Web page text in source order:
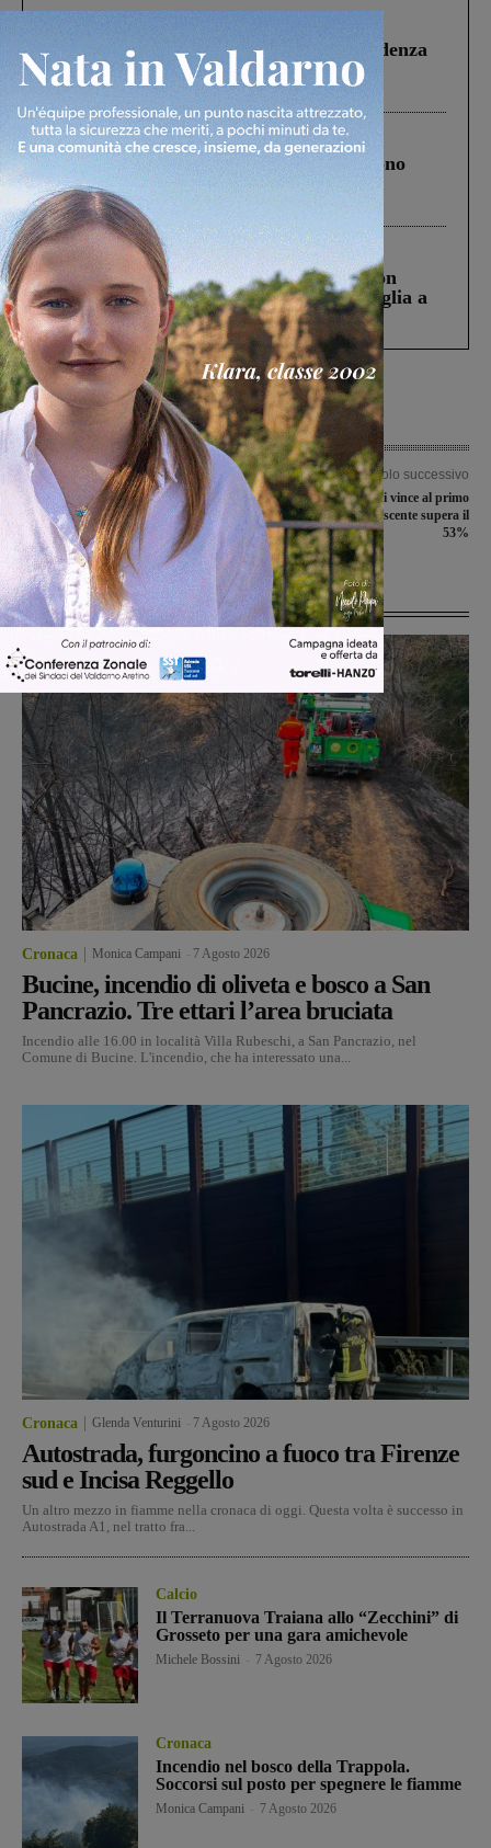
Piscina di Figline finanziata oltre la scadenza
Pnrr, il gruppo di Fratelli d’Italia: “Un
ringraziamento al Governo”
Cronaca 4 Agosto 2026
Un anno fa la strage in A1 in cui morirono
Gianni, Giulia e Franco. Lo schianto, il
processo, lo stop ai sorpassi fra tir....
Cronaca 3 Agosto 2026
Scomparso da una struttura di Castiglion
Fiorentino l’uomo che aveva ucciso la figlia a
Levane nel 2020
Articolo precedente
Lorenzini vince con il 48,96%, segue
la candidata del Pd con il 29,6
Articolo successivo
Cristiano Benucci vince al primo
turno, il sindaco uscente supera il
53%
Ultime Notizie
Cronaca Monica Campani 7 Agosto 2026
Bucine, incendio di oliveta e bosco a San
Pancrazio. Tre ettari l’area bruciata
Incendio alle 16.00 in località Villa Rubeschi, a San Pancrazio, nel
Comune di Bucine. L'incendio, che ha interessato una...
Cronaca Glenda Venturini 7 Agosto 2026
Autostrada, furgoncino a fuoco tra Firenze
sud e Incisa Reggello
Un altro mezzo in fiamme nella cronaca di oggi. Questa volta è successo in
Autostrada A1, nel tratto fra...
Calcio
Il Terranuova Traiana allo “Zecchini” di
Grosseto per una gara amichevole
Michele Bossini 7 Agosto 2026
Cronaca
Incendio nel bosco della Trappola.
Soccorsi sul posto per spegnere le fiamme
Monica Campani 7 Agosto 2026